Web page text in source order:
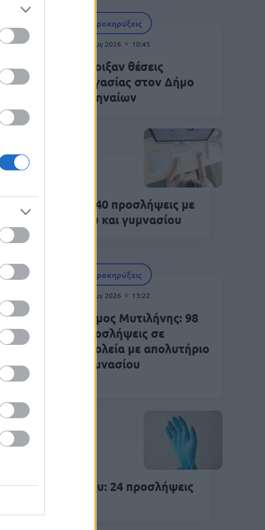
Προκηρύξεις
05 Αυγ 2026 10:45
Άνοιξαν θέσεις
εργασίας στον Δήμο
Αθηναίων
Αριστοτέλη: 40 προσλήψεις με
λυκείου και γυμνασίου
-
Προκηρύξεις
04 Αυγ 2026 13:22
Δήμος Μυτιλήνης: 98
προσλήψεις σε
σχολεία με απολυτήριο
γυμνασίου
Μυλοποτάμου: 24 προσλήψεις